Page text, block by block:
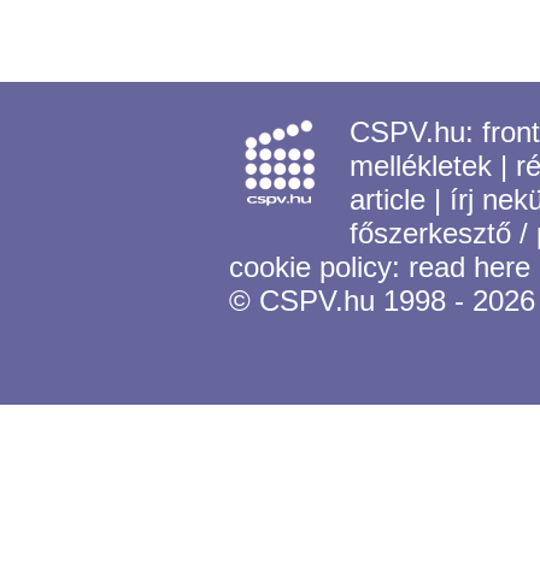
CSPV.hu:
mellékletek |
article | írj
főszerkesztő
cookie policy: read here
© CSPV.hu 1998 - 2026